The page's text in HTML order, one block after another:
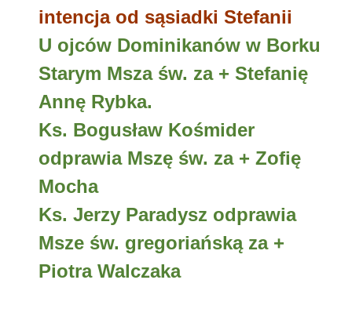
intencja od sąsiadki Stefanii
U ojców Dominikanów w Borku
Starym Msza św. za + Stefanię
Annę Rybka.
Ks. Bogusław Kośmider
odprawia Mszę św. za + Zofię
Mocha
Ks. Jerzy Paradysz odprawia
Msze św. gregoriańską za +
Piotra Walczaka